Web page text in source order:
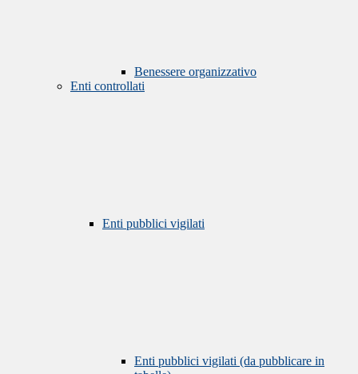
Benessere organizzativo
Enti controllati
Enti pubblici vigilati
Enti pubblici vigilati (da pubblicare in